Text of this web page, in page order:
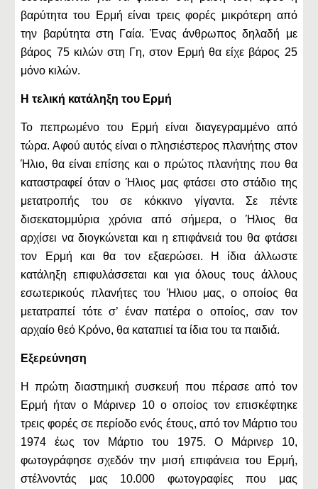
βαρύτητα του Ερμή είναι τρεις φορές μικρότερη από
την βαρύτητα στη Γαία. Ένας άνθρωπος δηλαδή με
βάρος 75 κιλών στη Γη, στον Ερμή θα είχε βάρος 25
μόνο κιλών.
Η τελική κατάληξη του Ερμή
Το πεπρωμένο του Ερμή είναι διαγεγραμμένο από
τώρα. Αφού αυτός είναι ο πλησιέστερος πλανήτης στον
Ήλιο, θα είναι επίσης και ο πρώτος πλανήτης που θα
καταστραφεί όταν ο Ήλιος μας φτάσει στο στάδιο της
μετατροπής του σε κόκκινο γίγαντα. Σε πέντε
δισεκατομμύρια χρόνια από σήμερα, ο Ήλιος θα
αρχίσει να διογκώνεται και η επιφάνειά του θα φτάσει
τον Ερμή και θα τον εξαερώσει. Η ίδια άλλωστε
κατάληξη επιφυλάσσεται και για όλους τους άλλους
εσωτερικούς πλανήτες του Ήλιου μας, ο οποίος θα
μετατραπεί τότε σ’ έναν πατέρα ο οποίος, σαν τον
αρχαίο θεό Κρόνο, θα καταπιεί τα ίδια του τα παιδιά.
Εξερεύνηση
Η πρώτη διαστημική συσκευή που πέρασε από τον
Ερμή ήταν ο Μάρινερ 10 ο οποίος τον επισκέφτηκε
τρεις φορές σε περίοδο ενός έτους, από τον Μάρτιο του
1974 έως τον Μάρτιο του 1975. Ο Μάρινερ 10,
φωτογράφησε σχεδόν την μισή επιφάνεια του Ερμή,
στέλνοντάς μας 10.000 φωτογραφίες που μας